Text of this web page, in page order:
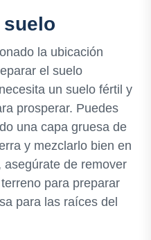
la ubicación
el suelo
un suelo fértil y
prosperar. Puedes
una capa gruesa de
y mezclarlo bien en
asegúrate de remover
para preparar
para las raíces del